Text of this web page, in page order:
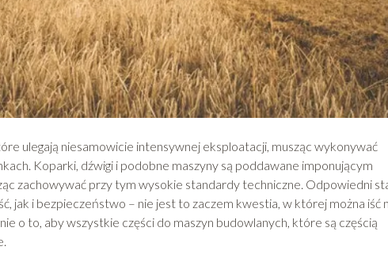
ulegają niesamowicie intensywnej eksploatacji, musząc wykonywać
Koparki, dźwigi i podobne maszyny są poddawane imponującym
zachowywać przy tym wysokie standardy techniczne. Odpowiedni
jak i bezpieczeństwo – nie jest to zaczem kwestia, w której można iść
o to, aby wszystkie części do maszyn budowlanych, które są częścią